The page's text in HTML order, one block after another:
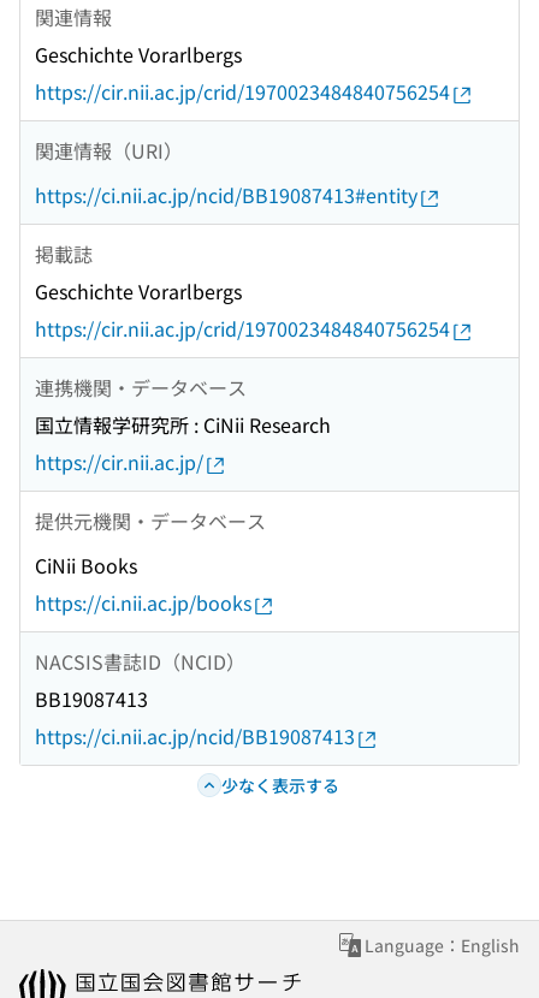
関連情報
Geschichte Vorarlbergs
https://cir.nii.ac.jp/crid/1970023484840756254
関連情報（URI）
https://ci.nii.ac.jp/ncid/BB19087413#entity
掲載誌
Geschichte Vorarlbergs
https://cir.nii.ac.jp/crid/1970023484840756254
連携機関・データベース
国立情報学研究所 : CiNii Research
https://cir.nii.ac.jp/
提供元機関・データベース
CiNii Books
https://ci.nii.ac.jp/books
NACSIS書誌ID（NCID）
BB19087413
https://ci.nii.ac.jp/ncid/BB19087413
少なく表示する
Language：English